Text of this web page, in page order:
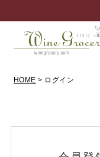
HOME ログイン